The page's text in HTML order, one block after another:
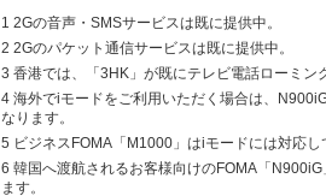
1 2Gの音声・SMSサービスは既に提供中。
2 2Gのパケット通信サービスは既に提供中。
3 香港では、「3HK」が既にテレビ電話ローミン
4 海外でiモードをご利用いただく場合は、
なります。
5 ビジネスFOMA「M1000」はiモードには対応し
6 韓国へ渡航されるお客様向けのFOMA「
ます。